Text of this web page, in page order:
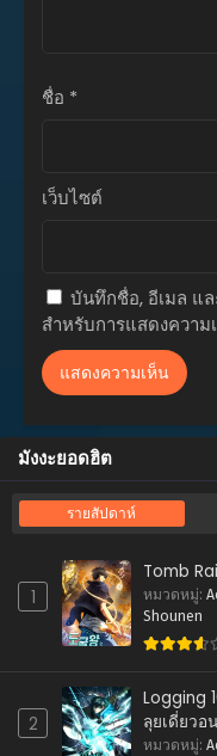
ชื่อ *
เว็บไซต์
บันทึกชื่อ, อีเมล แ
สำหรับการแสดงความ
มังงะยอดฮิต
รายสัปดาห์
1
Tomb
หมวดหมู่:
Shounen
2
Logging
ลุยเดี่ยว
หมวดหมู่: